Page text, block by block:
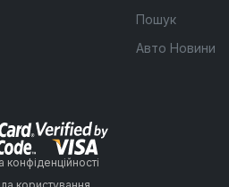
Пошук
Авто Новини
конфіденційності